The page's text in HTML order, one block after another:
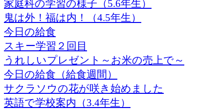
家庭科の学習の様子（5.6年生）
鬼は外！福は内！（4.5年生）
今日の給食
スキー学習２回目
うれしいプレゼント～お米の売上で～
今日の給食（給食週間）
サクラソウの花が咲き始めました
英語で学校案内（3.4年生）